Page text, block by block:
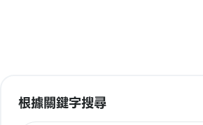
根據關鍵字搜尋